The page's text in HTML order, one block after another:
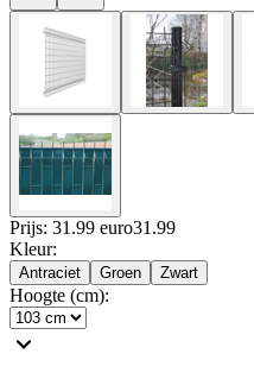
Prijs: 31.99 euro31 .99
Kleur:
Antraciet Groen Zwart
Hoogte (cm):